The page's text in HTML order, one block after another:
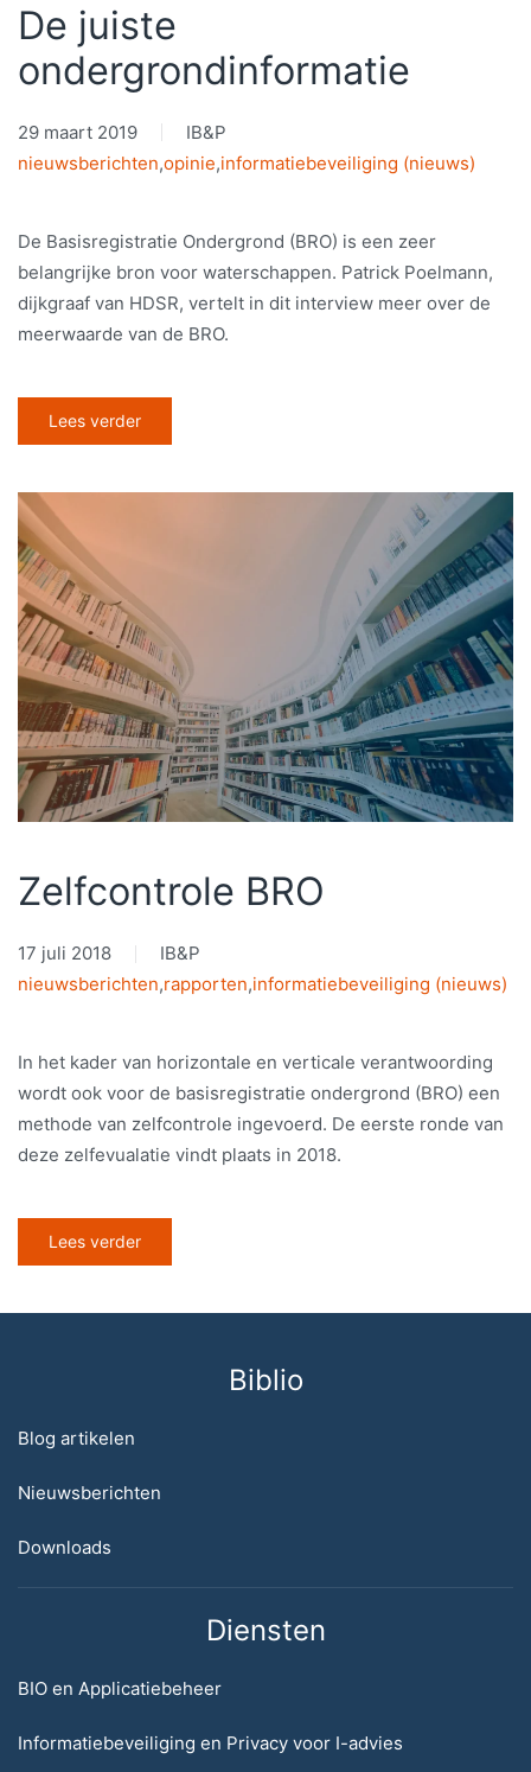
De juiste
ondergrondinformatie
29 maart 2019
IB&P
nieuwsberichten,opinie,informatiebeveiliging (nieuws)
De Basisregistratie Ondergrond (BRO) is een zeer
belangrijke bron voor waterschappen. Patrick Poelmann,
dijkgraaf van HDSR, vertelt in dit interview meer over de
meerwaarde van de BRO.
Lees verder
Zelfcontrole BRO
17 juli 2018
IB&P
nieuwsberichten,rapporten,informatiebeveiliging (nieuws)
In het kader van horizontale en verticale verantwoording
wordt ook voor de basisregistratie ondergrond (BRO) een
methode van zelfcontrole ingevoerd. De eerste ronde van
deze zelfevualatie vindt plaats in 2018.
Lees verder
Biblio
Blog artikelen
Nieuwsberichten
Downloads
Diensten
BIO en Applicatiebeheer
Informatiebeveiliging en Privacy voor I-advies